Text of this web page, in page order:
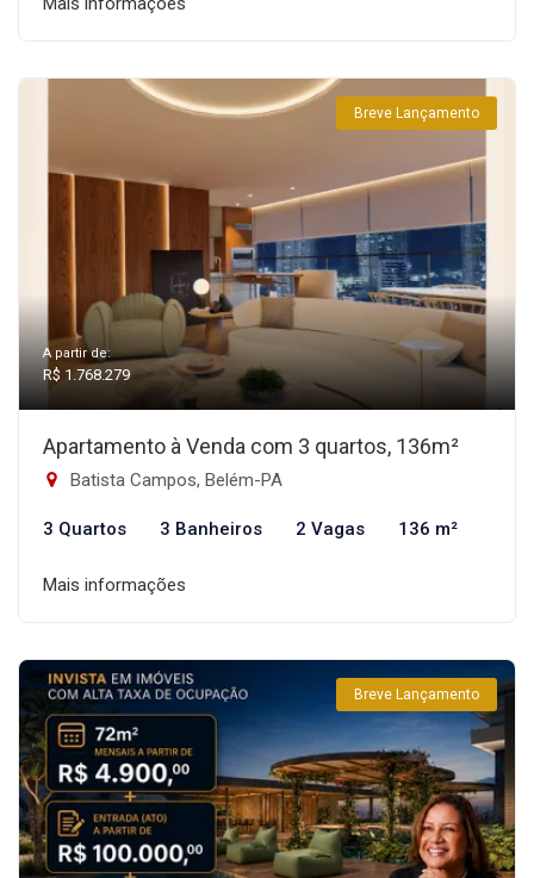
Breve Lançamento
A partir de:
R$ 1.768.279
Apartamento à Venda com 3 quartos, 136m²
Batista Campos, Belém-PA
3 Quartos 3 Banheiros 2 Vagas 136 m²
Mais informações
Breve Lançamento